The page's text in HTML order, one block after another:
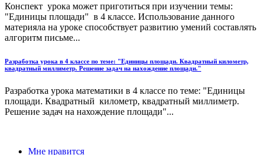
Конспект урока может приготиться при изучении темы:
"Единицы площади" в 4 классе. Использование данного
материяла на уроке способствует развитию умений составлять
алгоритм письме...
Разработка урока в 4 классе по теме: "Единицы площади. Квадратный километр,
квадратный миллиметр. Решение задач на нахождение площади."
Разработка урока математики в 4 классе по теме: "Единицы
площади. Квадратный километр, квадратный миллиметр.
Решение задач на нахождение площади"...
Мне нравится